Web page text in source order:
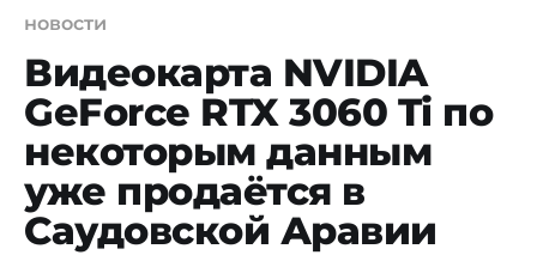
новости
Видеокарта NVIDIA
GeForce RTX 3060 Ti по
некоторым данным
уже продаётся в
Саудовской Аравии